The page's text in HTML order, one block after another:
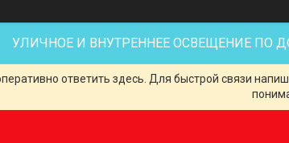
УЛИЧНОЕ И ВНУТРЕННЕЕ ОСВЕЩЕНИЕ ПО
ответить здесь. Для быстрой связи